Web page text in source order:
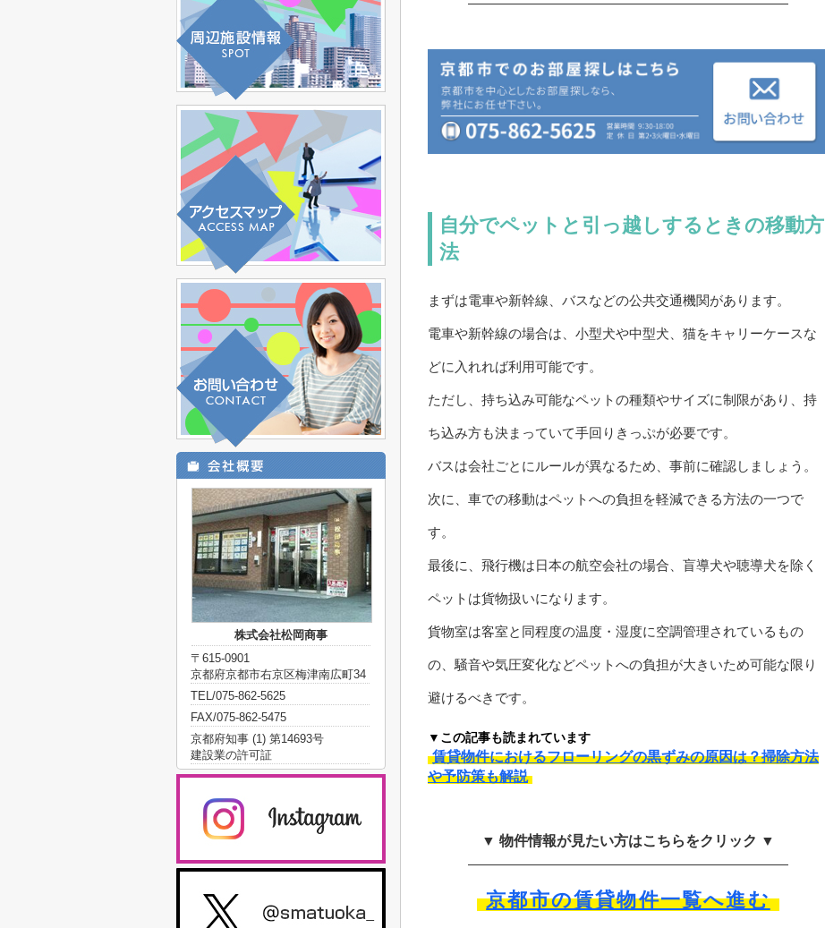
自分でペットと引っ越しするときの移動方
法
まずは電車や新幹線、バスなどの公共交通機関があります。
電車や新幹線の場合は、小型犬や中型犬、猫をキャリーケースな
どに入れれば利用可能です。
ただし、持ち込み可能なペットの種類やサイズに制限があり、持
ち込み方も決まっていて手回りきっぷが必要です。
バスは会社ごとにルールが異なるため、事前に確認しましょう。
次に、車での移動はペットへの負担を軽減できる方法の一つで
す。
最後に、飛行機は日本の航空会社の場合、盲導犬や聴導犬を除く
ペットは貨物扱いになります。
貨物室は客室と同程度の温度・湿度に空調管理されているもの
の、騒音や気圧変化などペットへの負担が大きいため可能な限り
避けるべきです。
▼この記事も読まれています
賃貸物件におけるフローリングの黒ずみの原因は？掃除方法
や予防策も解説
▼ 物件情報が見たい方はこちらをクリック ▼
京都市の賃貸物件一覧へ進む
株式会社松岡商事
〒615-0901
京都府京都市右京区梅津南広町34
TEL/075-862-5625
FAX/075-862-5475
京都府知事 (1) 第14693号
建設業の許可証